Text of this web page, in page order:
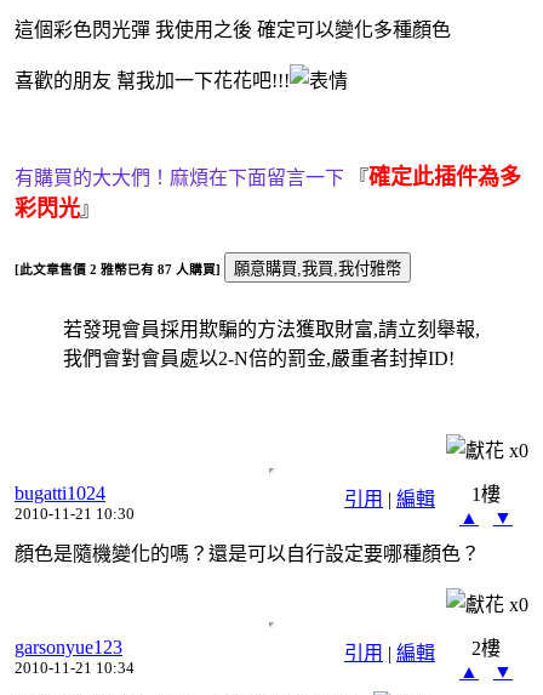
這個彩色閃光彈 我使用之後 確定可以變化多種顏色
喜歡的朋友 幫我加一下花花吧!!!
有購買的大大們！麻煩在下面留言一下 『確定此插件為多
彩閃光』
[此文章售價 2 雅幣已有 87 人購買]
若發現會員採用欺騙的方法獲取財富,請立刻舉報,
我們會對會員處以2-N倍的罰金,嚴重者封掉ID!
x0
引用 | 編輯
bugatti1024
2010-11-21 10:30
1樓
▲
▼
顏色是隨機變化的嗎？還是可以自行設定要哪種顏色？
x0
引用 | 編輯
garsonyue123
2010-11-21 10:34
2樓
▲
▼